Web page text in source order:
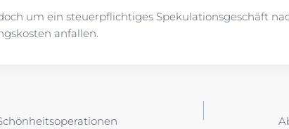
um ein steuerpflichtiges Spekulationsgeschäft
anfallen.